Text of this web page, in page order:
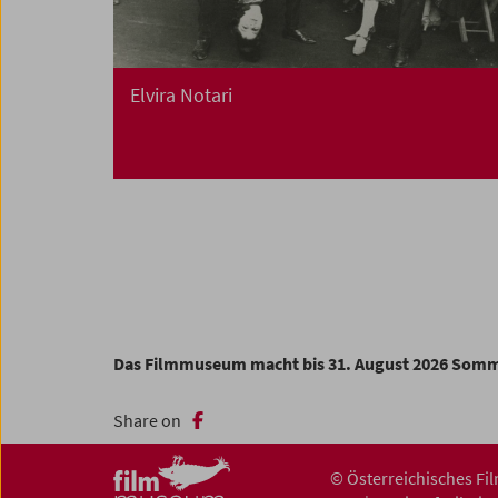
Elvira Notari
Das Filmmuseum macht bis 31. August 2026
Share on
© Österreichisches